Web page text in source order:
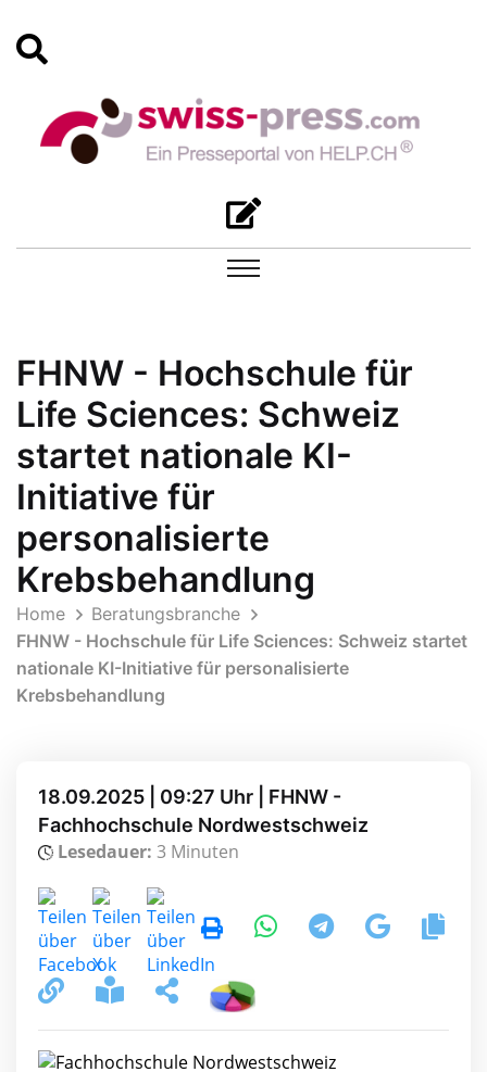
FHNW - Hochschule für
Life Sciences: Schweiz
startet nationale KI-
Initiative für
personalisierte
Krebsbehandlung
Home
Beratungsbranche
FHNW - Hochschule für Life Sciences: Schweiz startet
nationale KI-Initiative für personalisierte
Krebsbehandlung
18.09.2025 | 09:27 Uhr | FHNW -
Fachhochschule Nordwestschweiz
Lesedauer: 3 Minuten